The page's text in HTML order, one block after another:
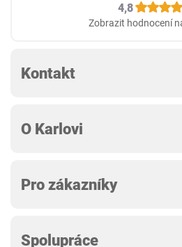
4,8
Zobrazit hodnocení
Kontakt
O Karlovi
Pro zákazníky
Spolupráce